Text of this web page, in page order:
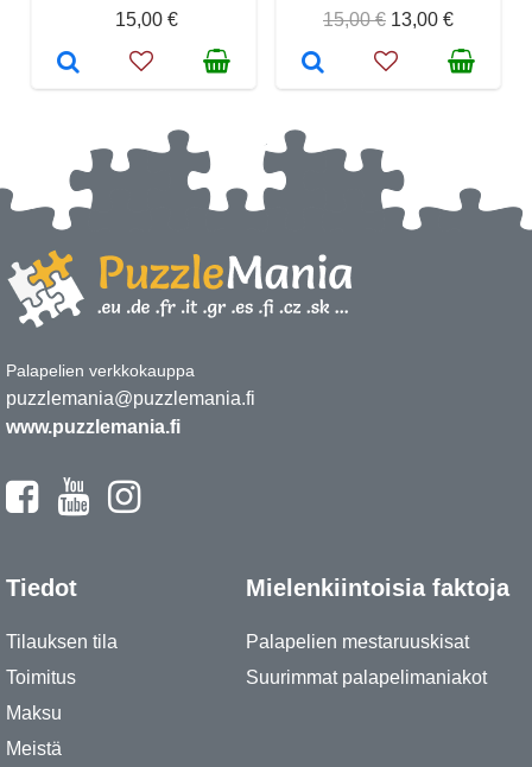
15,00 €
15,00 € 13,00 €
Palapelien verkkokauppa
puzzlemania@puzzlemania.fi
www.puzzlemania.fi
Tiedot
Tilauksen tila
Toimitus
Maksu
Meistä
Mielenkiintoisia faktoja
Palapelien mestaruuskisat
Suurimmat palapelimaniakot